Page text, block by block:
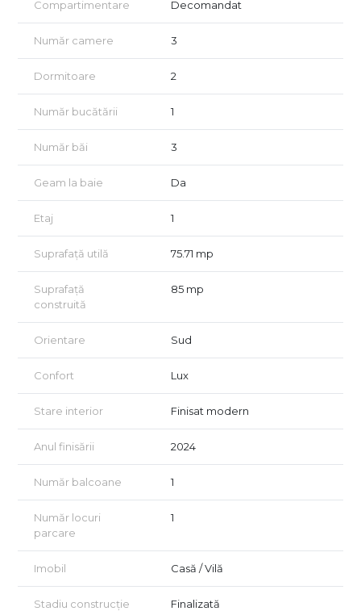
Vino in ansamblul nostru, programeaza acum o vizionare si
vezi cele mai noi apartamente de pe piata de imobiliare Sibiu.
Compartimentare Decomandat
Număr camere 3
Dormitoare 2
Număr bucătării 1
Număr băi 3
Geam la baie Da
Etaj 1
Suprafață utilă 75.71 mp
Suprafață
construită
85 mp
Orientare Sud
Confort Lux
Stare interior Finisat modern
Anul finisării 2024
Număr balcoane 1
Număr locuri
parcare
1
Imobil Casă / Vilă
Stadiu construcție Finalizată